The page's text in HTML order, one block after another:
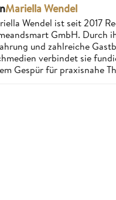
Mariella Wendel
Wendel ist seit 2017
GmbH. Durch
und zahlreiche
verbindet sie
Gespür für praxisnahe